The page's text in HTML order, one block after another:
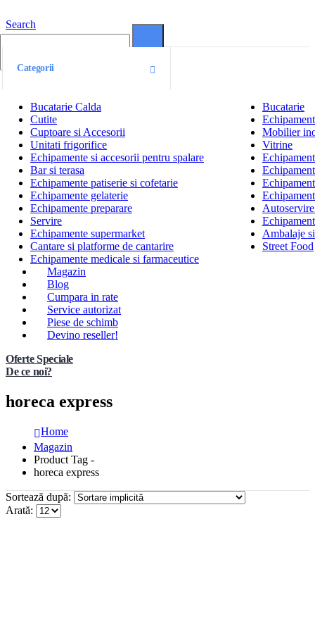
Search
Categorii
Bucatarie Calda
Bucatarie
Cutite
Cuptoare si Accesorii
Mobilier
Unitati frigorifice
Vitrine
Echipamente si accesorii pentru spalare
Bar si terasa
Echipamente patiserie si cofetarie
Echipamente gelaterie
Echipamente preparare
Servire
Echipamente supermarket
Ambalaje
Cantare si platforme de cantarire
Street Food
Echipamente medicale si farmaceutice
Magazin
Blog
Cumpara in rate
Service autorizat
Piese de schimb
Devino reseller!
Oferte Speciale
De ce noi?
horeca express
Home
Magazin
Product Tag -
horeca express
Sortează după:
Arată: